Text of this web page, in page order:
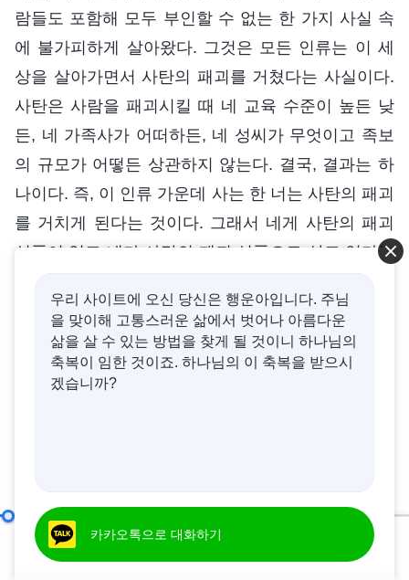
람들도 포함해 모두 부인할 수 없는 한 가지 사실 속
에 불가피하게 살아왔다. 그것은 모든 인류는 이 세
상을 살아가면서 사탄의 패괴를 거쳤다는 사실이다.
사탄은 사람을 패괴시킬 때 네 교육 수준이 높든 낮
든, 네 가족사가 어떠하든, 네 성씨가 무엇이고 족보
의 규모가 어떻든 상관하지 않는다. 결국, 결과는 하
나이다. 즉, 이 인류 가운데 사는 한 너는 사탄의 패괴
를 거치게 된다는 것이다. 그래서 네게 사탄의 패괴
성품이 있고 네가 사탄의 패괴 성품으로 살고 있다는
다. 이것이 사람이 가져야 할 인식이 아니겠느냐? (그
렇습니다.) 너희가 이를 깨달은 후에 앞으로 또 자신
의 은사나 밑천을 과시하는 사람이 있거나 너희 가운
요? 이렇게 밑천 따지시면 본분은 제대로 이행하시
겠어요? 학력이 아무리 높아도 사탄에게 패괴된 거
우리 사이트에 오신 당신은 행운아입니다. 주님
을 맞이해 고통스러운 삶에서 벗어나 아름다운
삶을 살 수 있는 방법을 찾게 될 것이니 하나님의
축복이 임한 것이죠. 하나님의 이 축복을 받으시
겠습니까?
카카오톡으로 대화하기